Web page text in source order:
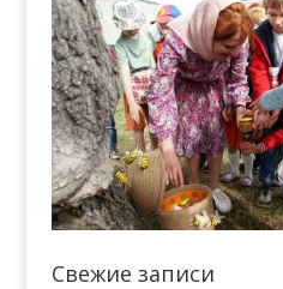
Свежие записи